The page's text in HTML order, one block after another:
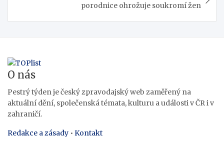
porodnice ohrožuje soukromí žen
O nás
Pestrý týden je český zpravodajský web zaměřený na
aktuální dění, společenská témata, kulturu a události v ČR i v
zahraničí.
Redakce a zásady • Kontakt